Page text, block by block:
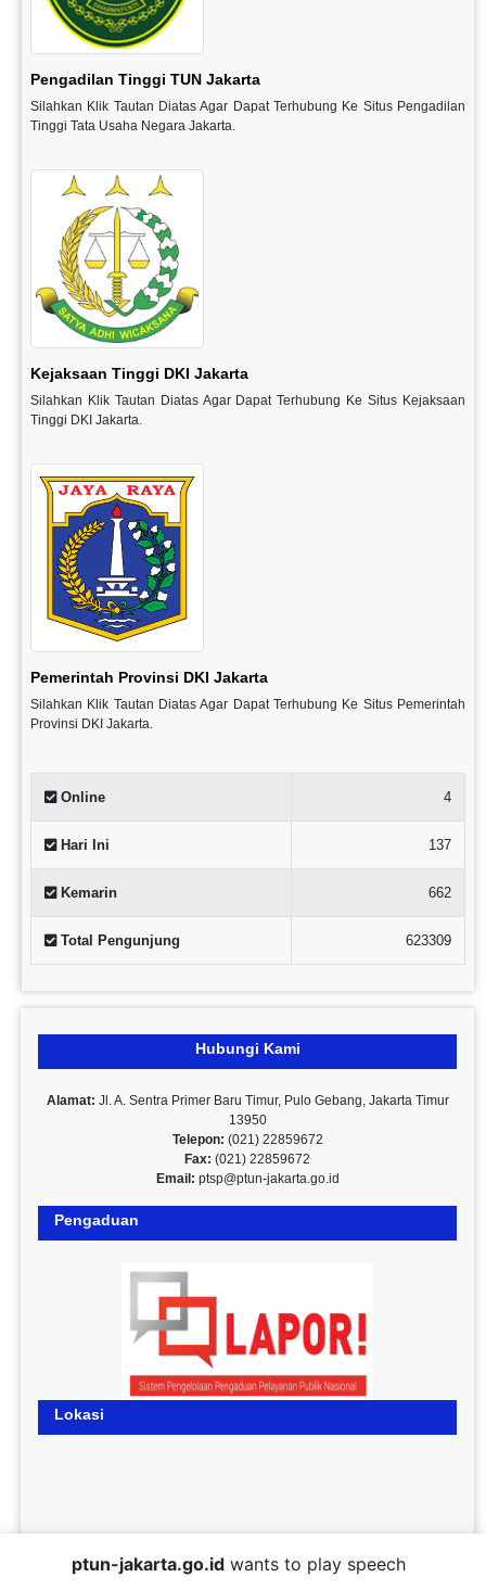
Pengadilan Tinggi TUN Jakarta
Silahkan Klik Tautan Diatas Agar Dapat Terhubung Ke Situs Pengadilan
Tinggi Tata Usaha Negara Jakarta.
Kejaksaan Tinggi DKI Jakarta
Silahkan Klik Tautan Diatas Agar Dapat Terhubung Ke Situs Kejaksaan
Tinggi DKI Jakarta.
Pemerintah Provinsi DKI Jakarta
Silahkan Klik Tautan Diatas Agar Dapat Terhubung Ke Situs Pemerintah
Provinsi DKI Jakarta.
Online 4
Hari Ini 137
Kemarin 662
Total Pengunjung 623309
Hubungi Kami
Alamat: Jl. A. Sentra Primer Baru Timur, Pulo Gebang, Jakarta Timur
13950
Telepon: (021) 22859672
Fax: (021) 22859672
Email: ptsp@ptun-jakarta.go.id
Pengaduan
Lokasi
ptun-jakarta.go.id wants to play speech